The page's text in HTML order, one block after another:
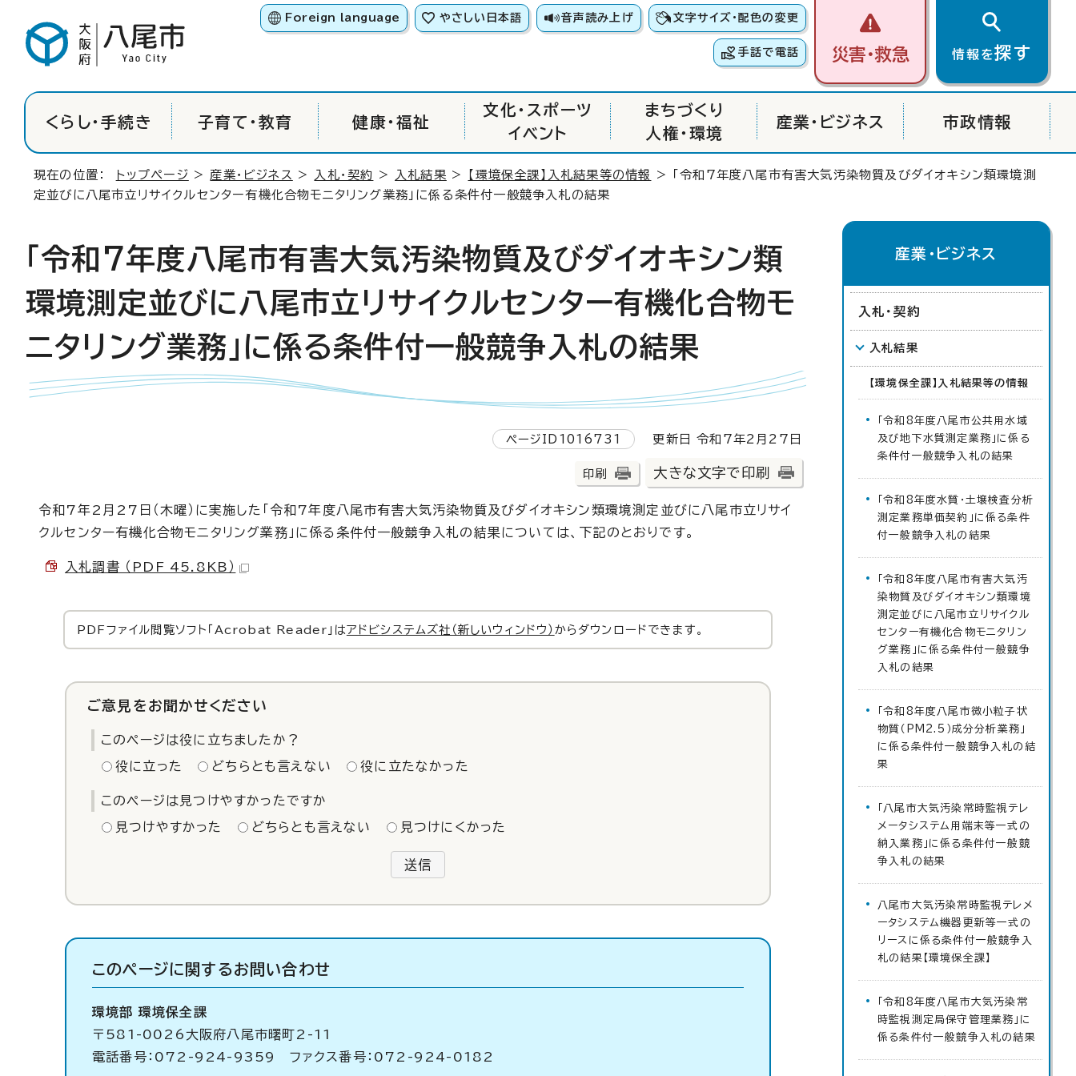
Foreign language やさしい日本語 音声読み上げ 文字サイズ・配色の変更
手話で電話 災害・救急 情報を探す
くらし・手続き 子育て・教育 健康・福祉
文化・スポーツ
イベント
まちづくり
人権・環境
産業・ビジネス 市政情報
現在の位置： トップページ > 産業・ビジネス > 入札・契約 > 入札結果 > 【環境保全課】入札結果等の情報
> 「令和7年度八尾市有害大気汚染物質及びダイオキシン類環境測
定並びに八尾市立リサイクルセンター有機化合物モニタリング業務」に係る条件付一般競争入札の結果
「令和7年度八尾市有害大気汚染物質及びダイオキシン類
環境測定並びに八尾市立リサイクルセンター有機化合物モ
ニタリング業務」に係る条件付一般競争入札の結果
ページID1016731 更新日 令和7年2月27日
印刷 大きな文字で印刷
令和7年2月27日（木曜）に実施した「令和7年度八尾市有害大気汚染物質及びダイオキシン類環境測定並びに八尾市立リサイ
クルセンター有機化合物モニタリング業務」に係る条件付一般競争入札の結果については、下記のとおりです。
入札調書 （PDF 45.8KB）
PDFファイル閲覧ソフト「Acrobat Reader」はアドビシステムズ社（新しいウィンドウ） からダウンロードできます。
ご意見をお聞かせください
このページは役に立ちましたか？
役に立った どちらとも言えない 役に立たなかった
このページは見つけやすかったですか
見つけやすかった どちらとも言えない 見つけにくかった
送信
このページに関するお問い合わせ
環境部 環境保全課
〒581-0026大阪府八尾市曙町2-11
電話番号：072-924-9359 ファクス番号：072-924-0182
産業・ビジネス
入札・契約
入札結果
【環境保全課】入札結果等の情報
「令和8年度八尾市公共用水域
及び地下水質測定業務」に係る
条件付一般競争入札の結果
「令和8年度水質・土壌検査分析
測定業務単価契約」に係る条件
付一般競争入札の結果
「令和8年度八尾市有害大気汚
染物質及びダイオキシン類環境
測定並びに八尾市立リサイクル
センター有機化合物モニタリン
グ業務」に係る条件付一般競争
入札の結果
「令和8年度八尾市微小粒子状
物質（PM2.5）成分分析業務」
に係る条件付一般競争入札の結
果
「八尾市大気汚染常時監視テレ
メータシステム用端末等一式の
納入業務」に係る条件付一般競
争入札の結果
八尾市大気汚染常時監視テレメ
ータシステム機器更新等一式の
リースに係る条件付一般競争入
札の結果【環境保全課】
「令和8年度八尾市大気汚染常
時監視測定局保守管理業務」に
係る条件付一般競争入札の結果